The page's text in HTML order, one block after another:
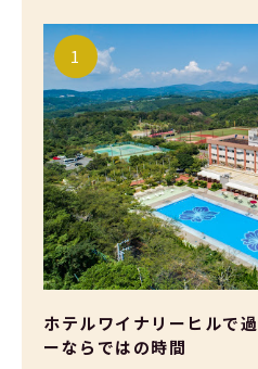
ホテルワイナリーヒルで
ーならではの時間